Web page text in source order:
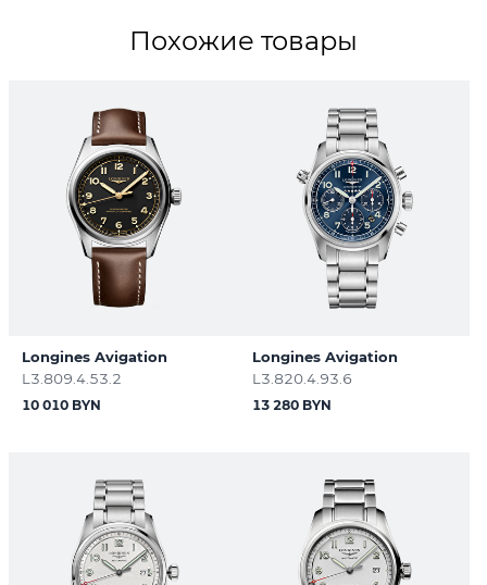
Похожие товары
Longines Avigation
L3.809.4.53.2
10 010 BYN
Longines Avigation
L3.820.4.93.6
13 280 BYN